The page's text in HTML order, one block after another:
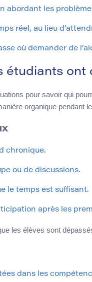
abordant les
réel, au lieu
où demander de
étudiants ont
pour savoir qui
organique pendant
chronique.
ou de discussions.
le temps est suffisant.
après les
les élèves sont
dans les